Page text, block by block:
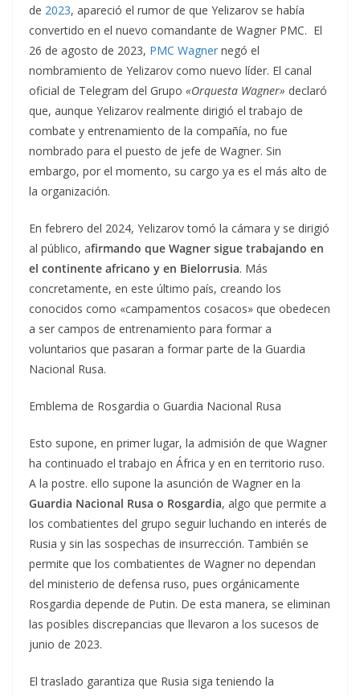
de 2023, apareció el rumor de que Yelizarov se había
convertido en el nuevo comandante de Wagner PMC. El
26 de agosto de 2023, PMC Wagner negó el
nombramiento de Yelizarov como nuevo líder. El canal
oficial de Telegram del Grupo «Orquesta Wagner» declaró
que, aunque Yelizarov realmente dirigió el trabajo de
combate y entrenamiento de la compañía, no fue
nombrado para el puesto de jefe de Wagner. Sin
embargo, por el momento, su cargo ya es el más alto de
la organización.
En febrero del 2024, Yelizarov tomó la cámara y se dirigió
al público, afirmando que Wagner sigue trabajando en
el continente africano y en Bielorrusia. Más
concretamente, en este último país, creando los
conocidos como «campamentos cosacos» que obedecen
a ser campos de entrenamiento para formar a
voluntarios que pasaran a formar parte de la Guardia
Nacional Rusa.
Emblema de Rosgardia o Guardia Nacional Rusa
Esto supone, en primer lugar, la admisión de que Wagner
ha continuado el trabajo en África y en en territorio ruso.
A la postre. ello supone la asunción de Wagner en la
Guardia Nacional Rusa o Rosgardia, algo que permite a
los combatientes del grupo seguir luchando en interés de
Rusia y sin las sospechas de insurrección. También se
permite que los combatientes de Wagner no dependan
del ministerio de defensa ruso, pues orgánicamente
Rosgardia depende de Putin. De esta manera, se eliminan
las posibles discrepancias que llevaron a los sucesos de
junio de 2023.
El traslado garantiza que Rusia siga teniendo la